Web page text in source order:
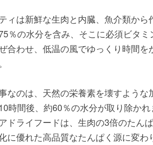
ィは新鮮な生肉と内臓、魚介類か
％の水分を含み、そこに必須ビタ
合わせ、低温の風でゆっくり時間を
なのは、天然の栄養素を壊すような
時間後、約60％の水分が取り除か
ドライフードは、生肉の3倍のたん
に優れた高品質なたんぱく源に変わ